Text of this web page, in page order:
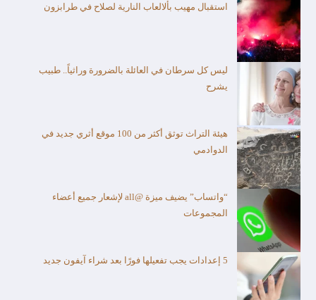
استقبال مهيب بألالعاب النارية لصلاح في طرابزون
ليس كل سرطان في العائلة بالضرورة وراثياً.. طبيب
يشرح
هيئة التراث توثق أكثر من 100 موقع أثري جديد في
الدوادمي
“واتساب” يضيف ميزة @all لإشعار جميع أعضاء
المجموعات
5 إعدادات يجب تفعيلها فورًا بعد شراء آيفون جديد